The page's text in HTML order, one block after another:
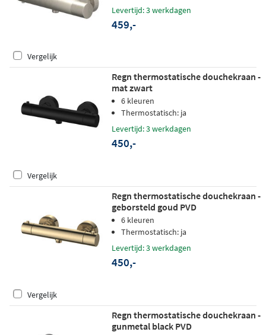
Levertijd: 3 werkdagen
459,-
Vergelijk
Regn thermostatische douchekraan -
mat zwart
6 kleuren
Thermostatisch: ja
Levertijd: 3 werkdagen
450,-
Vergelijk
Regn thermostatische douchekraan -
geborsteld goud PVD
6 kleuren
Thermostatisch: ja
Levertijd: 3 werkdagen
450,-
Vergelijk
Regn thermostatische douchekraan -
gunmetal black PVD